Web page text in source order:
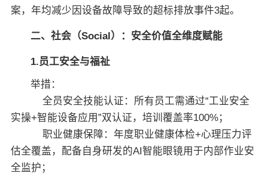
案，年均减少因设备故障导致的超标排放事件3起。
二、社会（Social）：安全价值全维度赋能
1.员工安全与福祉
举措：
全员安全技能认证：所有员工需通过“工业安全
实操+智能设备应用”双认证，培训覆盖率100%；
职业健康保障：年度职业健康体检+心理压力评
估全覆盖，配备自身研发的AI智能眼镜用于内部作业安
全监护；